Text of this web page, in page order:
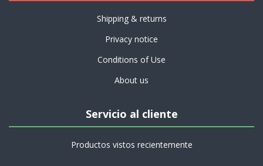
Shipping & returns
Privacy notice
Conditions of Use
About us
Servicio al cliente
Productos vistos recientemente